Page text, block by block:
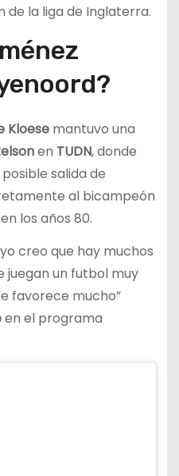
la liga de Inglaterra.
Kloesemantuvo una
en TUDN, donde
salida de
al bicampeón
los años 80.
creo que hay muchos
juegan un futbol muy
favorece mucho”
en el programa